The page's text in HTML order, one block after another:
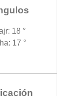
18 °
17 °